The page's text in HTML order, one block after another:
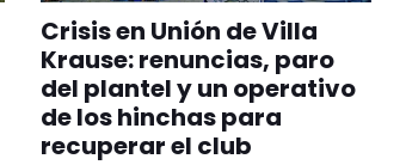
Crisis en Unión de Villa
Krause: renuncias, paro
del plantel y un operativo
de los hinchas para
recuperar el club